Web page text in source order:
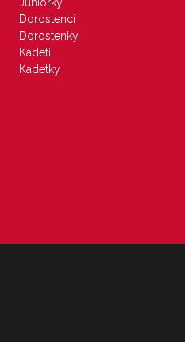
Dorostenci
Dorostenky
Kadeti
Kadetky